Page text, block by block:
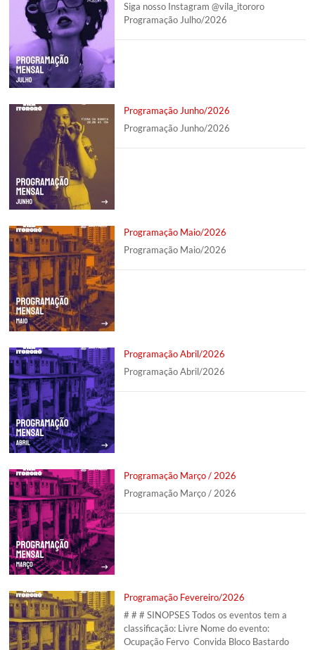
Siga nosso Instagram @vila_itororo
Programação Julho/2026
Programação Junho/2026
Programação Junho/2026
Programação Maio/2026
Programação Maio/2026
Programação Abril/2026
Programação Abril/2026
Programação Março / 2026
Programação Março / 2026
Programação Fevereiro/2026
# # # SINOPSES Todos os eventos tem a
classificação: Livre Nome do evento:
Ocupação Fervo Convida Bloco Bastardo